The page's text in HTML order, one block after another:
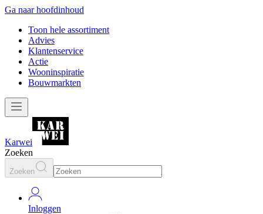
Ga naar hoofdinhoud
Toon hele assortiment
Advies
Klantenservice
Actie
Wooninspiratie
Bouwmarkten
Karwei
Zoeken
Zoeken
Inloggen